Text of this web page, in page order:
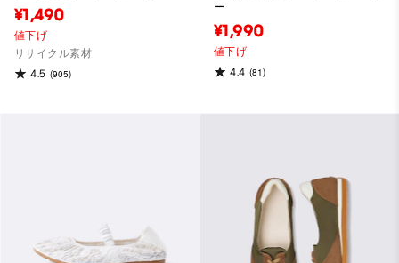
¥1,490
値下げ
リサイクル素材
4.5 (905)
ー
¥1,990
値下げ
4.4 (81)